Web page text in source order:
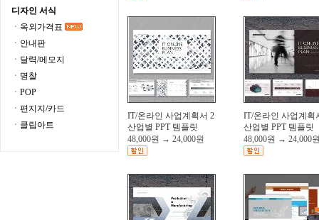
디자인 서식
ㆍ옥외가격표
ㆍ안내판
ㆍ달력/메모지
ㆍ명찰
ㆍPOP
ㆍ편지지/카드
ㆍ클립아트
IT/온라인 사업계획서 2
산업별 PPT 템플릿
48,000원 → 24,000원
IT/온라인 사업계획
산업별 PPT 템플릿
48,000원 → 24,000